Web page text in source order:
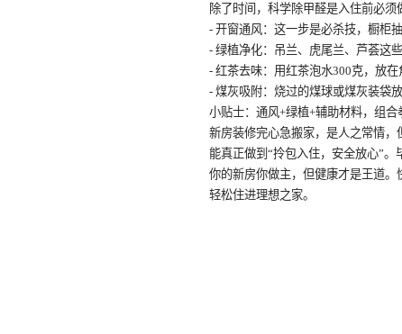
除了时间，科学除甲醛是入住前必须
- 开窗通风：这一步是必杀技，橱柜
- 绿植净化：吊兰、虎尾兰、芦荟这
- 红茶去味：用红茶泡水300克，放在
- 煤灰吸附：烧过的煤球或煤灰装袋
小贴士：通风+绿植+辅助材料，组合
新房装修完心急搬家，是人之常情，
能真正做到“拎包入住，安全放心”
你的新房你做主，但健康才是王道
轻松住进理想之家。